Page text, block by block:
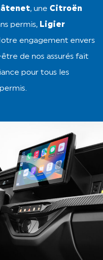
, une Citroën
permis, Ligier
engagement envers
de nos assurés fait
pour tous les